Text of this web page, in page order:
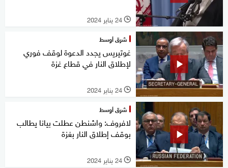
l 24 يناير 2024
شرق أوسط
غوتيريس يجدد الدعوة لوقف فوري
لإطلاق النار في قطاع غزة
l 24 يناير 2024
شرق أوسط
لافروف: واشنطن عطلت بيانا يطالب
بوقف إطلاق النار بغزة
l 24 يناير 2024